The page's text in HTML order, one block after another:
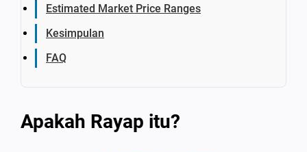
Estimated Market Price Ranges
Kesimpulan
FAQ
Apakah Rayap itu?